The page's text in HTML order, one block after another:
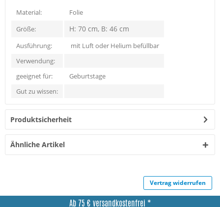
Material:
Folie
Größe:
H: 70 cm, B: 46 cm
Ausführung:
mit Luft oder Helium befüllbar
Verwendung:
geeignet für:
Geburtstage
Gut zu wissen:
Produktsicherheit
Ähnliche Artikel
Vertrag widerrufen
Ab 75 € versandkostenfrei *